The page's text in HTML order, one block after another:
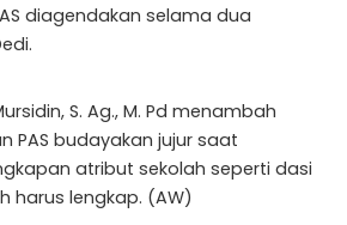
diagendakan selama dua
S. Ag., M. Pd menambah
PAS budayakan jujur saat
atribut sekolah seperti dasi
harus lengkap. (AW)